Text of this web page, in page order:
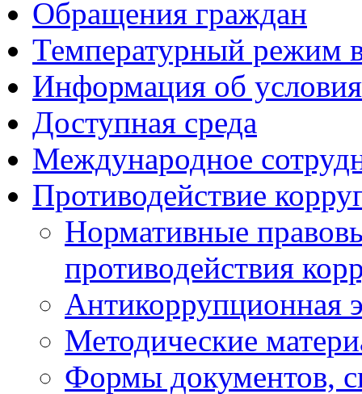
Обращения граждан
Температурный режим
Информация об
Доступная среда
Международное
Противодействие
Нормативные
противодействия
Антикоррупционная
Методические
Формы документов,